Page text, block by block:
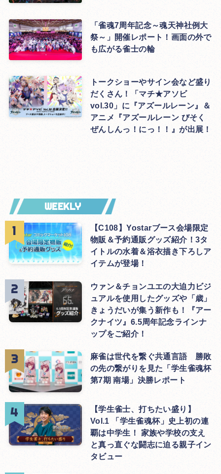
「雀魂7周年記念～魂天神社例大
祭～」開催レポート！画面の外で
も広がる雀士の輪
トークショーやサイン会など盛り
だくさん！「マチ★アソビ
vol.30」に『アズールレーン』＆
アニメ『アズールレーン びそく
ぜんしんっ！にっ！！』が出展！
WEEKLY
【C108】Yostarブース会場限定
物販＆予約通販グッズ紹介！3タ
イトルの水着＆浴衣描き下ろしア
イテムが登場！
ウァン＆チョンユエの大迫力ビジ
ュアルを使用したグッズや「歳」
きょうだいが集う新作も！『アー
クナイツ』6.5周年記念ラインナ
ップをご紹介！
麻雀は世代を繋ぐ共通言語 勝敗
の先の繋がりを見た「学生雀魂杯
第7期 南場」決勝レポート
【学生雀士、打ちたい盛り】
Vol.1 「学生雀魂杯」史上初の連
覇は中学生！ 家族や学校の支え
と真っ直ぐな闘志に迫る親子イン
タビュー